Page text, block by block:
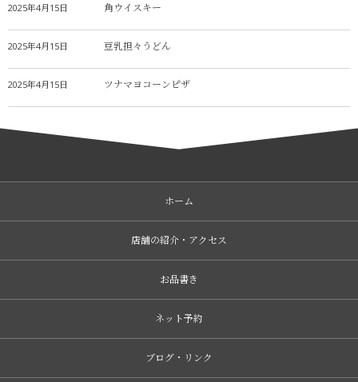
2025年4月15日 角ウイスキー
2025年4月15日 豆乳担々うどん
2025年4月15日 ツナマヨコーンピザ
ホーム
店舗の紹介・アクセス
お品書き
ネット予約
ブログ・リンク